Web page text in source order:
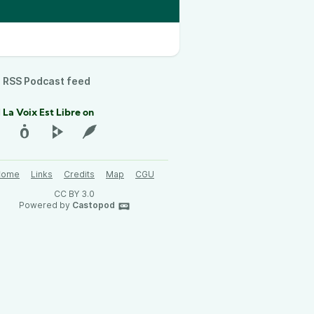
RSS Podcast feed
La Voix Est Libre on
Links Credits Map
CGU
CC BY 3.0
Powered by Castopod